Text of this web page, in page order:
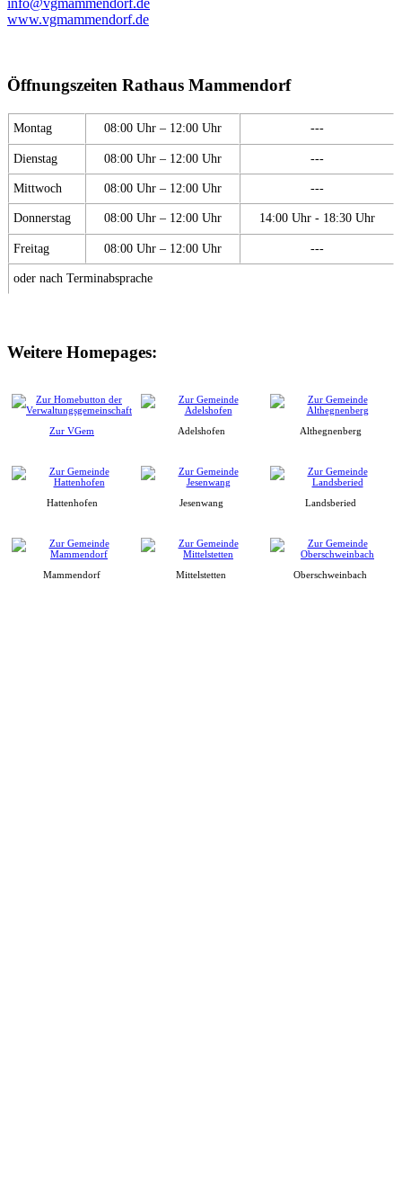
info@vgmammendorf.de
www.vgmammendorf.de
Öffnungszeiten Rathaus Mammendorf
Montag 08:00 Uhr – 12:00 Uhr ---
Dienstag 08:00 Uhr – 12:00 Uhr ---
Mittwoch 08:00 Uhr – 12:00 Uhr ---
Donnerstag 08:00 Uhr – 12:00 Uhr 14:00 Uhr - 18:30 Uhr
Freitag 08:00 Uhr – 12:00 Uhr ---
oder nach Terminabsprache
Weitere Homepages:
Zur VGem Adelshofen Althegnenberg
Hattenhofen Jesenwang Landsberied
Mammendorf Mittelstetten Oberschweinbach